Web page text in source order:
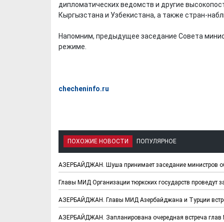
дипломатических ведомств и другие
Кыргызстана и Узбекистана, а также стран-
Напомним, предыдущее заседание Совета
режиме.
checheninfo.ru
ПОХОЖИЕ НОВОСТИ ПОПУЛЯРНОЕ
АЗЕРБАЙДЖАН. Шуша принимает заседание министров
Главы МИД Организации тюркских государств проведут
АЗЕРБАЙДЖАН. Главы МИД Азербайджана и Турции
АЗЕРБАЙДЖАН. Запланирована очередная встреча